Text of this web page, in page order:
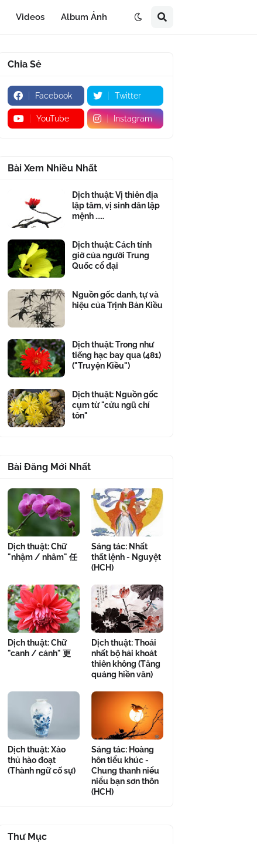
Videos Album Ảnh
Chia Sẻ
Facebook Twitter
YouTube Instagram
Bài Xem Nhiều Nhất
Dịch thuật: Vị thiên địa
lập tâm, vị sinh dân lập
mệnh .....
Dịch thuật: Cách tính
giờ của người Trung
Quốc cổ đại
Nguồn gốc danh, tự và
hiệu của Trịnh Bản Kiều
Dịch thuật: Trong như
tiếng hạc bay qua (481)
("Truyện Kiều")
Dịch thuật: Nguồn gốc
cụm từ "cửu ngũ chí
tôn"
Bài Đăng Mới Nhất
Dịch thuật: Chữ
"nhậm / nhâm" 任
Sáng tác: Nhất
thất lệnh - Nguyệt
(HCH)
Dịch thuật: Chữ
"canh / cánh" 更
Dịch thuật: Thoái
nhất bộ hải khoát
thiên không (Tăng
quảng hiền văn)
Dịch thuật: Xảo
thủ hào đoạt
(Thành ngữ cố sự)
Sáng tác: Hoàng
hôn tiểu khúc -
Chung thanh niểu
niểu bạn sơn thôn
(HCH)
Thư Mục